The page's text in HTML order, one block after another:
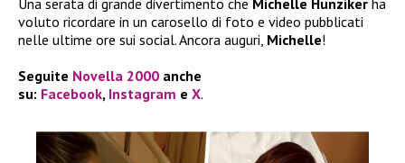
voluto ricordare in un carosello di foto e video pubblicati
nelle ultime ore sui social. Ancora auguri, Michelle!
Seguite Novella 2000 anche
su: Facebook, Instagram e X.